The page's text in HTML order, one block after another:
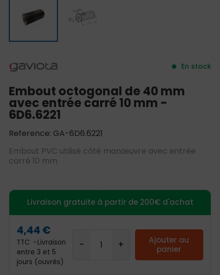
Embout octogonal de 40 mm
avec entrée carré 10 mm -
6D6.6221
Reference: GA-6D6.6221
Embout PVC utilisé côté manœuvre avec entrée
carré 10 mm
Livraison gratuite à partir de 200€ d'achat
4,44 €
TTC
Livraison
entre 3 et 5
jours (ouvrés)
Ajouter au
panier
En stock